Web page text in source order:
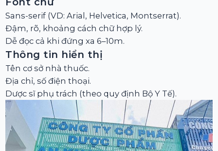
Sans-serif (VD: Arial, Helvetica, Montserrat).
Đậm, rõ, khoảng cách chữ hợp lý.
Dễ đọc cả khi đứng xa 6–10m.
Thông tin hiển thị
Tên cơ sở nhà thuốc.
Địa chỉ, số điện thoại.
Dược sĩ phụ trách (theo quy định Bộ Y Tế).